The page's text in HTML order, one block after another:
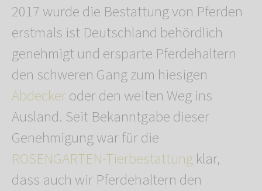
2017 wurde die Bestattung von Pferden
erstmals ist Deutschland behördlich
genehmigt und ersparte Pferdehaltern
den schweren Gang zum hiesigen
Abdeckeroder den weiten Weg ins
Ausland. Seit Bekanntgabe dieser
Genehmigung war für die
ROSENGARTEN-Tierbestattungklar,
dass auch wir Pferdehaltern den